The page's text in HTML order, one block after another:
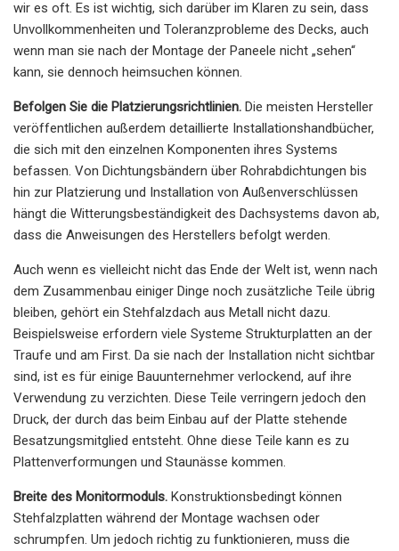
wir es oft. Es ist wichtig, sich darüber im Klaren zu sein, dass
Unvollkommenheiten und Toleranzprobleme des Decks, auch
wenn man sie nach der Montage der Paneele nicht „sehen“
kann, sie dennoch heimsuchen können.
Befolgen Sie die Platzierungsrichtlinien. Die meisten Hersteller
veröffentlichen außerdem detaillierte Installationshandbücher,
die sich mit den einzelnen Komponenten ihres Systems
befassen. Von Dichtungsbändern über Rohrabdichtungen bis
hin zur Platzierung und Installation von Außenverschlüssen
hängt die Witterungsbeständigkeit des Dachsystems davon ab,
dass die Anweisungen des Herstellers befolgt werden.
Auch wenn es vielleicht nicht das Ende der Welt ist, wenn nach
dem Zusammenbau einiger Dinge noch zusätzliche Teile übrig
bleiben, gehört ein Stehfalzdach aus Metall nicht dazu.
Beispielsweise erfordern viele Systeme Strukturplatten an der
Traufe und am First. Da sie nach der Installation nicht sichtbar
sind, ist es für einige Bauunternehmer verlockend, auf ihre
Verwendung zu verzichten. Diese Teile verringern jedoch den
Druck, der durch das beim Einbau auf der Platte stehende
Besatzungsmitglied entsteht. Ohne diese Teile kann es zu
Plattenverformungen und Staunässe kommen.
Breite des Monitormoduls. Konstruktionsbedingt können
Stehfalzplatten während der Montage wachsen oder
schrumpfen. Um jedoch richtig zu funktionieren, muss die